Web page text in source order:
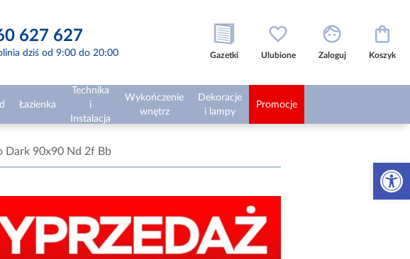
Otwórz
627 627
dziś od 9:00 do 20:00 Gazetki Ulubione Zaloguj Koszyk
Łazienka
Technika
i
Instalacja
Wykończenie
wnętrz
Dekoracje
i lampy
Promocje
Dark 90x90 Nd 2f Bb